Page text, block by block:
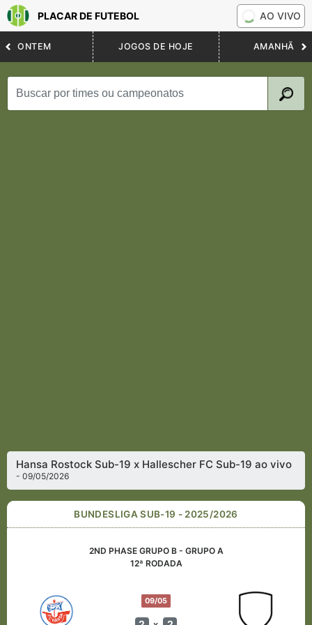
PLACAR DE FUTEBOL AO VIVO
ONTEM JOGOS DE HOJE AMANHÃ
Hansa Rostock Sub-19 x Hallescher FC Sub-19 ao vivo
- 09/05/2026
BUNDESLIGA SUB-19 - 2025/2026
2ND PHASE GRUPO B - GRUPO A
12ª RODADA
09/05